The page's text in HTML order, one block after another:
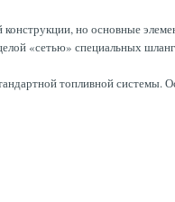
но основные
«сетью» специальных
топливной системы.